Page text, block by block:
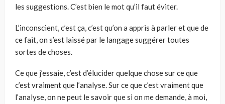
les suggestions. C’est bien le mot qu’il faut éviter.
L’inconscient, c’est ça, c’est qu’on a appris à parler et que de
ce fait, on s’est laissé par le langage suggérer toutes
sortes de choses.
Ce que j’essaie, c’est d’élucider quelque chose sur ce que
c’est vraiment que l’analyse. Sur ce que c’est vraiment que
l’analyse, on ne peut le savoir que si on me demande, à moi,